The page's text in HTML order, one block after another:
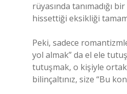
rüyasında tanımadığı
hissettiği eksikliği
Peki, sadece
yol almak” da el ele
tutuşmak, o kişiyle
bilinçaltınız, size “Bu